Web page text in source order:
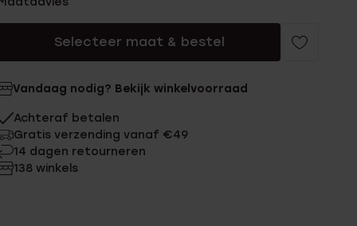
Selecteer maat & bestel
Vandaag nodig? Bekijk winkelvoorraad
Achteraf betalen
Gratis verzending vanaf €49
14 dagen retourneren
138 winkels